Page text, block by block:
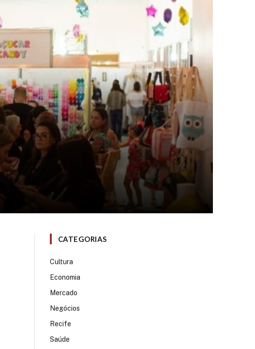
CATEGORIAS
Cultura
Economia
Mercado
Negócios
Recife
Saúde